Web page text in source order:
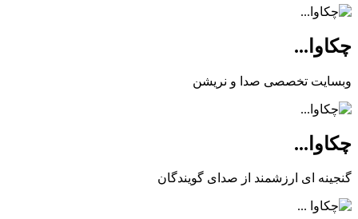
چکاوا...
وبسایت تخصصی صدا و نریشن
چکاوا...
گنجینه ای ارزشمند از صدای گویندگان